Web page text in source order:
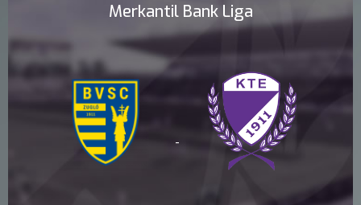
Merkantil Bank Liga
-